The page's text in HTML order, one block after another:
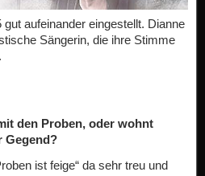
gut aufeinander eingestellt. Dianne
Sängerin, die ihre Stimme
den Proben, oder wohnt
Gegend?
ist feige“ da sehr treu und